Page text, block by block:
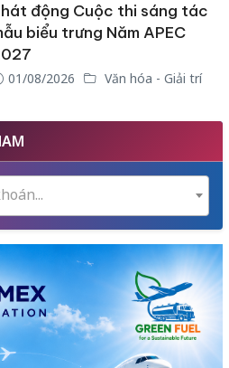
động Cuộc thi sáng tác
biểu trưng Năm APEC
01/08/2026 Văn hóa - Giải trí